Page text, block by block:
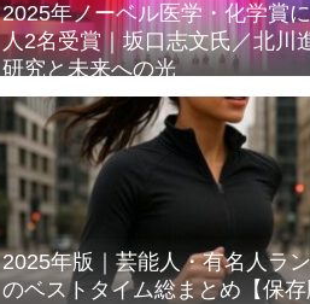
2025年ノーベル医学・化学賞
人2名受賞｜坂口志文氏／北川
研究と未来への光
2025年版｜芸能人・有名人ラ
のベストタイム総まとめ【保存